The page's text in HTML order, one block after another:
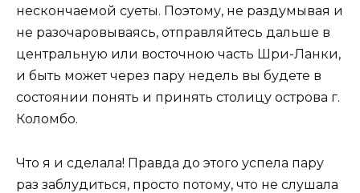
нескончаемой суеты. Поэтому, не раздумывая и
не разочаровываясь, отправляйтесь дальше в
центральную или восточною часть Шри-Ланки,
и быть может через пару недель вы будете в
состоянии понять и принять столицу острова г.
Коломбо.
Что я и сделала! Правда до этого успела пару
раз заблудиться, просто потому, что не слушала